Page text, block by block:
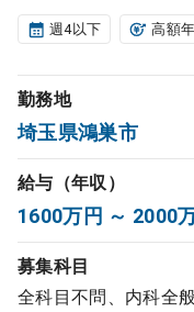
コンサルタント
成功事例
転職ノウハウ
週4以下 高額
勤務地
埼玉県鴻巣市
給与（年収）
1600万円 ～ 2000
募集科目
全科目不問、内科全